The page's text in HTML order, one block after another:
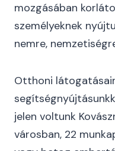
mozgásában
személyeknek
nemre,
Otthoni
jelen voltunk
városban, 22